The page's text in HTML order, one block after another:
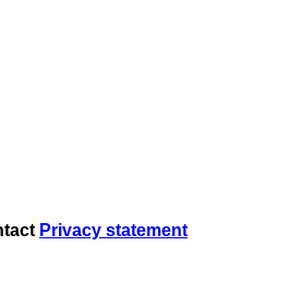
Privacy statement